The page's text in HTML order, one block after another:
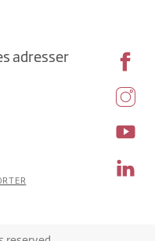
adresser